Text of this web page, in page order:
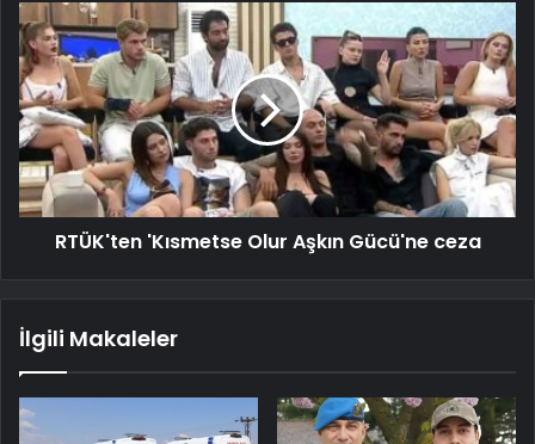
RTÜK'ten 'Kısmetse Olur Aşkın Gücü'ne ceza
İlgili Makaleler